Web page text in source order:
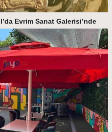
Evrim Sanat Galerisi’nde